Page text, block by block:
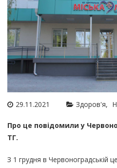
29.11.2021 Здоров'я
Про це повідомили у
ТГ.
З 1 грудня в Червоноградській